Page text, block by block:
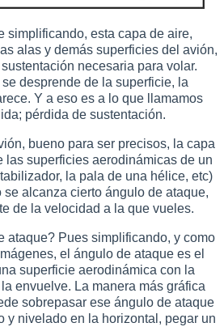
simplificando, esta capa de aire,
alas y demás superficies del avión,
necesaria para volar.
desprende de la superficie, la
Y a eso es a lo que llamamos
pérdida de sustentación.
bueno para ser precisos, la capa
las superficies aerodinámicas de un
la pala de una hélice, etc)
alcanza cierto ángulo de ataque,
de la velocidad a la que vueles.
ataque? Pues simplificando, y como
el ángulo de ataque es el
superficie aerodinámica con la
envuelve. La manera más gráfica
sobrepasar ese ángulo de ataque
y nivelado en la horizontal, pegar un